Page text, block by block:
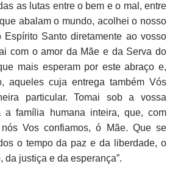
as lutas entre o bem e o mal, entre
abalam o mundo, acolhei o nosso
Espírito Santo diretamente ao vosso
com o amor da Mãe e da Serva do
mais esperam por este abraço e,
aqueles cuja entrega também Vós
particular. Tomai sob a vossa
a família humana inteira, que, com
Vos confiamos, ó Mãe. Que se
o tempo da paz e da liberdade, o
da justiça e da esperança”.